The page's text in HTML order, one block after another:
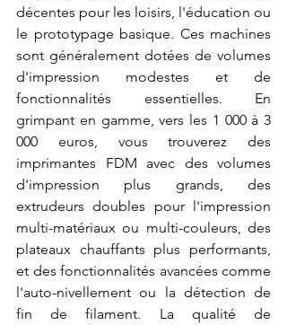
décentes pour les loisirs, l'éducation ou
le prototypage basique. Ces machines
sont généralement dotées de volumes
d'impression modestes et de
fonctionnalités essentielles. En
grimpant en gamme, vers les 1 000 à 3
000 euros, vous trouverez des
imprimantes FDM avec des volumes
d'impression plus grands, des
extrudeurs doubles pour l'impression
multi-matériaux ou multi-couleurs, des
plateaux chauffants plus performants,
et des fonctionnalités avancées comme
l'auto-nivellement ou la détection de
fin de filament. La qualité de